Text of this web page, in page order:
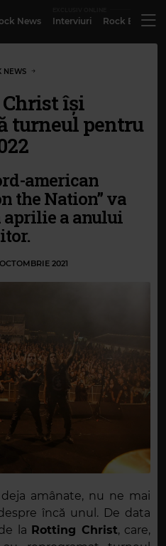
News Interviuri Rock
NEWS
își
turneul pentru
american
the Nation” va
aprilie a anului
2021
amânate, nu ne mai
încă unul. De data
la Rotting Christ, care,